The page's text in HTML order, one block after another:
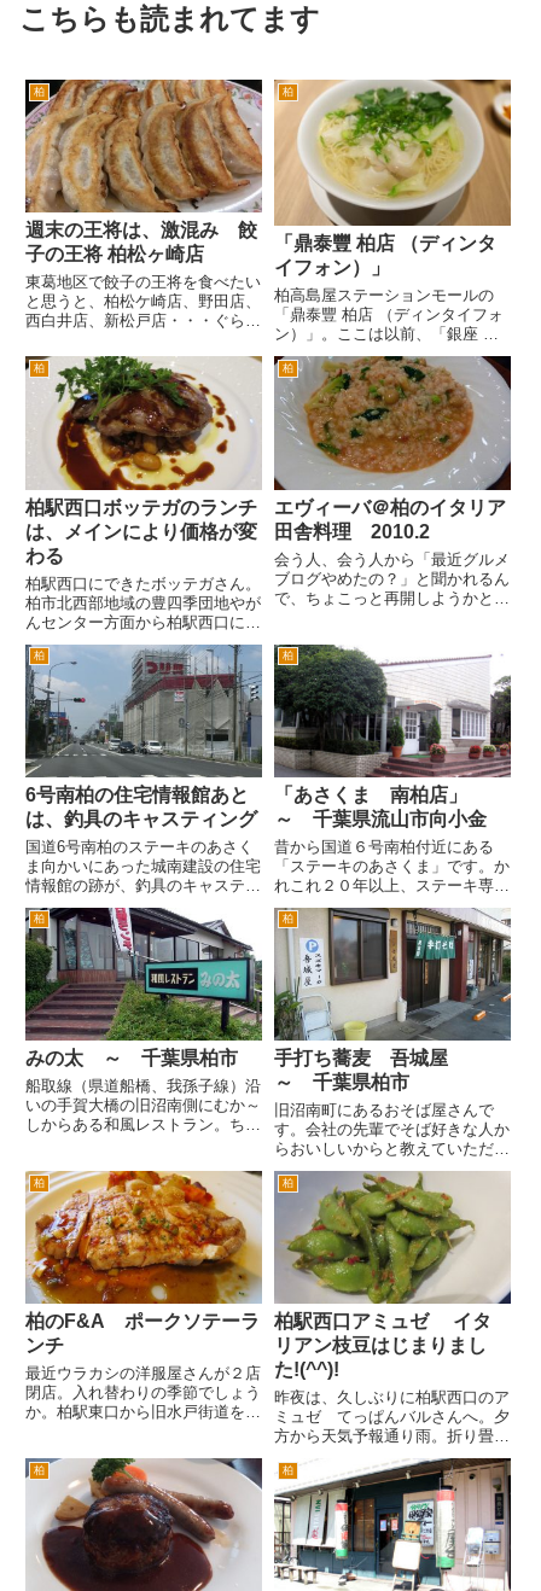
こちらも読まれてます
柏
週末の王将は、激混み 餃
子の王将 柏松ヶ崎店
東葛地区で餃子の王将を食べたい
と思うと、柏松ケ崎店、野田店、
西白井店、新松戸店・・・ぐらい
いと思うんですが、意外とないん
ですよね。 余談ですが、関西で
人気の餃子の王将ですが、同じ関
西の人気店天下一らーめんも三
柏
「鼎泰豐 柏店 （ディンタ
イフォン）」
柏高島屋ステーションモールの
「鼎泰豐 柏店 （ディンタイフォ
ン）」。ここは以前、「銀座 鳳
鳴春 柏店」だったんだが、その
時はよく通った。閉店の日も行っ
た。 これになってあまり行かな
い。圧倒的に「中国名菜 銀座ア
スター 」にいってしまう。 な...
柏
柏駅西口ボッテガのランチ
は、メインにより価格が変
わる
柏駅西口にできたボッテガさん。
柏市北西部地域の豊四季団地やが
んセンター方面から柏駅西口に到
着する東武バスの降車場の目の前
にお店はあります。 夜は何度か
行ったのですが、ランチはに来る
のははじめてです。 夜は混んで
ますけど、昼も混んでますね。
さ...
柏
エヴィーバ＠柏のイタリア
田舎料理 2010.2
会う人、会う人から「最近グルメ
ブログやめたの？」と聞かれるん
で、ちょこっと再開しようかと
た夜は、ほぼ満席。でも駐車場
が、空いていたので、ラッキー。
土浦ナンバーのカップルが、...
柏
6号南柏の住宅情報館あと
は、釣具のキャスティング
国道6号南柏のステーキのあさく
ま向かいにあった城南建設の住宅
情報館の跡が、釣具のキャスティ
ングになるようです。ここは、住
所は柏ではなくて、流山市向小金
なんですが。 ここは、もともと
家具の島忠だったんですよね。島
忠が、家具と同時にホームセン
タ...
柏
「あさくま 南柏店」
～ 千葉県流山市向小金
昔から国道６号南柏付近にある
「ステーキのあさくま」です。か
れこれ２０年以上、ステーキ専門
店としてやってらっしゃるそうで
す。 昔は、この近辺でも流山や
野田にも支店があったんですが、
現在はこの南柏店だけのようで
す。場所は、国道６号線の南柏駅
交差...
柏
みの太 ～ 千葉県柏市
船取線（県道船橋、我孫子線）沿
いの手賀大橋の旧沼南側にむか～
しからある和風レストラン。ちょ
じですが）があったのですが、最
近はこちらみの太のみで営業して
います。 和風のレストランと
い...
柏
手打ち蕎麦 吾城屋
～ 千葉県柏市
旧沼南町にあるおそば屋さんで
す。会社の先輩でそば好きな人か
らおいしいからと教えていただき
行ってみました。 場所は、国道
１６号線を柏市街から千葉方面へ
進み大島田交差点を左折して県道
船取線（船橋・我孫子線）に入り
ます。 左手に旧沼南町役場（現
在...
柏
柏のF&A ポークソテーラ
ンチ
最近ウラカシの洋服屋さんが２店
閉店。入れ替わりの季節でしょう
か。柏駅東口から旧水戸街道を超
す。駅から5分位のこの界隈に
は、おしゃれな洋服屋さんや飲食
店があります。 ここNewYor...
柏
柏駅西口アミュゼ イタ
リアン枝豆はじまりまし
た!(^^)!
昨夜は、久しぶりに柏駅西口のア
ミュゼ てっぱんバルさんへ。夕
方から天気予報通り雨。折り畳み
傘を持っていたのですが、予想よ
りも本降り。 金曜のアミュゼさ
んは混むけど、雨ならば入れるか
なとおもいつつ行ってみました。
予想に反して、意外と混んでま
し...
柏 柏